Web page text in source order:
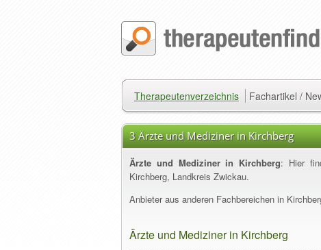
Therapeutenverzeichnis Fachartikel /
3 Ärzte und Mediziner in Kirchberg
Ärzte und Mediziner in Kirchberg: Hier
Kirchberg, Landkreis Zwickau.
Anbieter aus anderen Fachbereichen in
Ärzte und Mediziner in Kirchberg